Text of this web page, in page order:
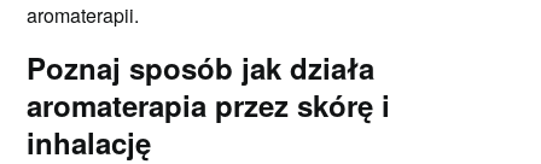
aromaterapii.
Poznaj sposób jak działa
aromaterapia przez skórę i
inhalację